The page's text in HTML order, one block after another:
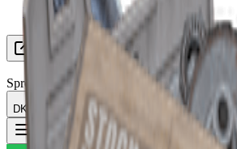
Leder efter Gruppe
Ressourcer
Sprog
DK Dansk
Toggle Menu Genstand: